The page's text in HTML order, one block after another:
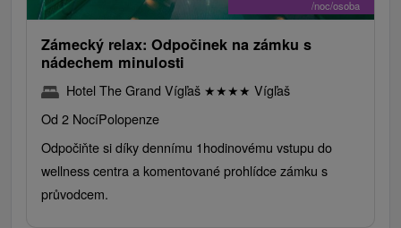
/noc/osoba
Zámecký relax: Odpočinek na zámku s
nádechem minulosti
Hotel The Grand Vígľaš ★★★★ Vígľaš
Od 2 NocíPolopenze
Odpočiňte si díky dennímu 1hodinovému vstupu do
wellness centra a komentované prohlídce zámku s
průvodcem.